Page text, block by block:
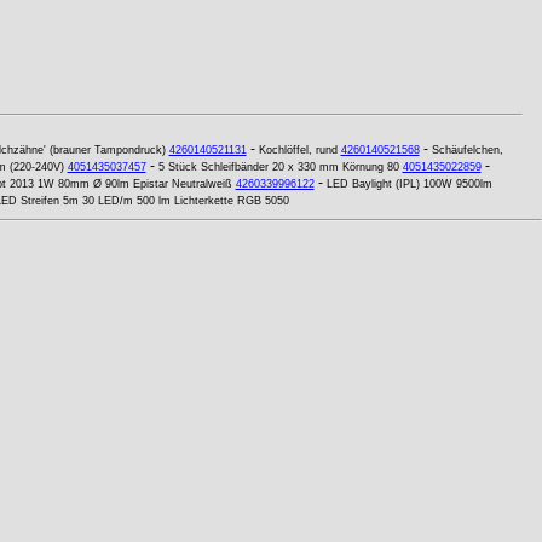
(brauner Tampondruck) 4260140521131- Kochlöffel, rund 4260140521568- Schäufelchen,
(220-240V) 4051435037457- 5 Stück Schleifbänder 20 x 330 mm Körnung 80 4051435022859-
2013 1W 80mm Ø 90lm Epistar Neutralweiß 4260339996122- LED Baylight (IPL) 100W 9500lm
Streifen 5m 30 LED/m 500 lm Lichterkette RGB 5050